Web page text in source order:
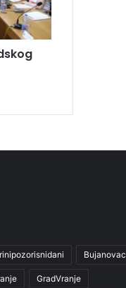
Bujanovac
GradVranje